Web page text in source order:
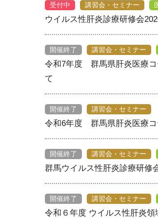
受付中 講習会・セミナー
ウイルス性肝炎診療研修会
開催終了 講習会・セミナー
令和7年度 群馬県肝炎医療コ
て
開催終了 講習会・セミナー
令和6年度 群馬県肝炎医療コ
開催終了 講習会・セミナー
群馬ウイルス性肝炎診療研修
開催終了 講習会・セミナー
令和６年度 ウイルス性肝炎